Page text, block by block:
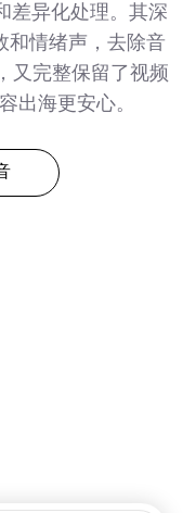
差异化处理。其深
和情绪声，去除音
又完整保留了视频
出海更安心。